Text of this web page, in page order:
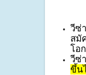
วีซ่
สมั
โอ
วีซ่
ขึ้น